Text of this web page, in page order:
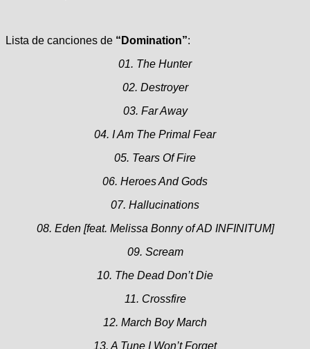
Lista de canciones de “Domination”:
01. The Hunter
02. Destroyer
03. Far Away
04. I Am The Primal Fear
05. Tears Of Fire
06. Heroes And Gods
07. Hallucinations
08. Eden [feat. Melissa Bonny of AD INFINITUM]
09. Scream
10. The Dead Don’t Die
11. Crossfire
12. March Boy March
13. A Tune I Won’t Forget